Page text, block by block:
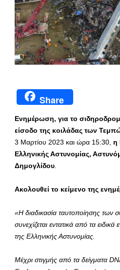
Share
Ενημέρωση, για το
είσοδο της κοιλάδας των
3 Μαρτίου 2023 και ώρα 15:30, η
Ελληνικής Αστυνομίας,
Δημογλίδου
Ακολουθεί το κείμενο της
«Η διαδικασία ταυτοποίησης των
συνεχίζεται εντατικά από τα
της Ελληνικής Αστυνομίας.
Μέχρι στιγμής από τα δείγματα